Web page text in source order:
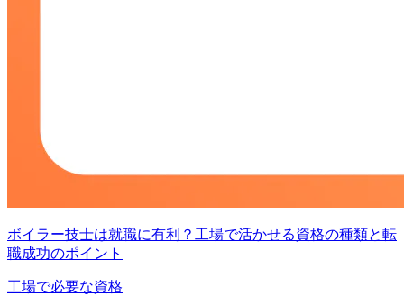
ボイラー技士は就職に有利？工場で活かせる資格の種類と転
職成功のポイント
工場で必要な資格